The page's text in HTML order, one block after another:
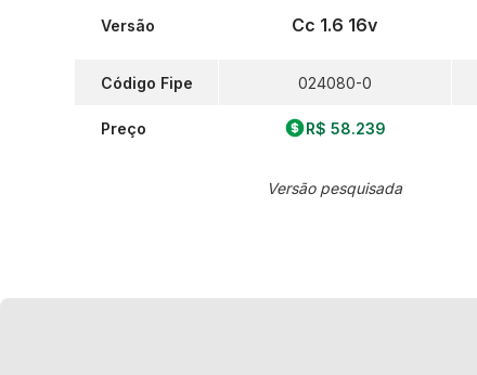
Versão
Código Fipe
Preço
Cc 1.6 16v
024080-0
R$ 58.239
Versão pesquisada